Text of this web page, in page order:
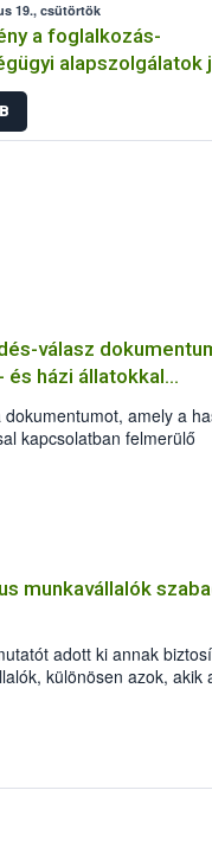
19., csütörtök
a foglalkozás-
alapszolgálatok
ellátandó feladatairól
válasz
és házi állatokkal
amely a
kapcsolatban felmerülő
tartalmazza.
munkavállalók
adott ki annak
különösen azok, akik
kulcsfontosságú
munkahelyükre.